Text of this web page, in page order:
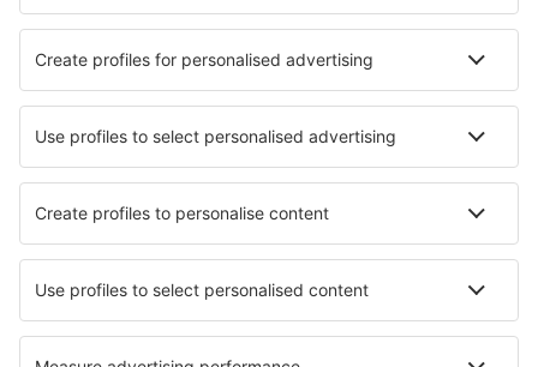
Sportovní události
Přečtěte si více
Garance nejnižší ceny
Mobilní aplikace
Letecké společnosti
Ryanair
Wizz Air
easyJet
Lufthansa
KLM